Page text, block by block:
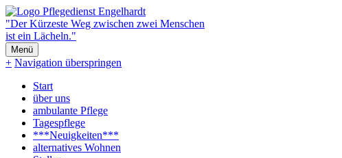
"Der Kürzeste Weg zwischen zwei Menschen
ist ein Lächeln."
Menü
+ Navigation überspringen
Start
über uns
ambulante Pflege
Tagespflege
***Neuigkeiten***
alternatives Wohnen